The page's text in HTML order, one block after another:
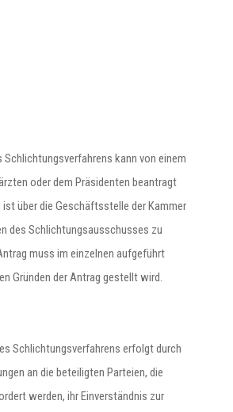
Schlichtungsverfahrens kann von einem
oder dem Präsidenten beantragt
ist über die Geschäftsstelle der Kammer
des Schlichtungsausschusses zu
muss im einzelnen aufgeführt
Gründen der Antrag gestellt wird.
Schlichtungsverfahrens erfolgt durch
an die beteiligten Parteien, die
werden, ihr Einverständnis zur